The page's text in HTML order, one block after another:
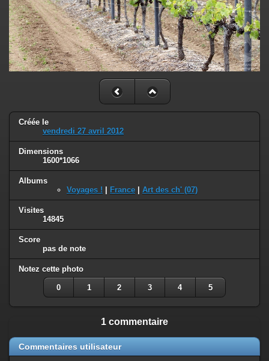
Créée le
vendredi 27 avril 2012
Dimensions
1600*1066
Albums
Voyages !
France Art des ch' (07)
Visites
14845
Score
pas de note
Notez cette photo
0 1 2 3 4 5
1 commentaire
Commentaires utilisateur